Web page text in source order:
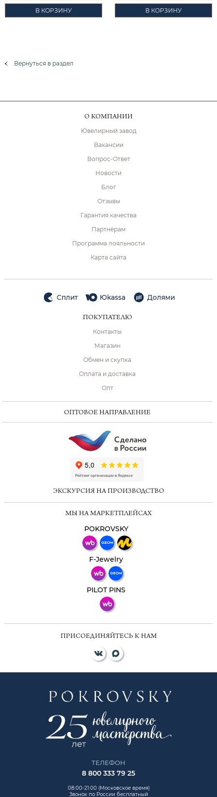
В КОРЗИНУ В КОРЗИНУ
Вернуться в раздел
О КОМПАНИИ
Ювелирный завод
Вакансии
Вопрос-Ответ
Новости
Блог
Отзывы
Гарантия качества
Партнёрам
Программа лояльности
Карта сайта
Сплит Юkassa Долями
ПОКУПАТЕЛЮ
Контакты
Магазин
Обмен и скупка
Оплата и доставка
Опт
ОПТОВОЕ НАПРАВЛЕНИЕ
ЭКСКУРСИЯ НА ПРОИЗВОДСТВО
МЫ НА МАРКЕТПЛЕЙСАХ
POKROVSKY
F-Jewelry
PILOT PINS
ПРИСОЕДИНЯЙТЕСЬ К НАМ
ТЕЛЕФОН
8 800 333 79 25
08:00-21:00 (Московское время)
Звонок по России бесплатный